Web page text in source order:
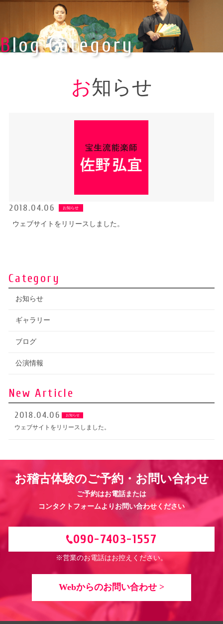
Blog Category
お知らせ
2018.04.06 お知らせ
ウェブサイトをリリースしました。
Category
お知らせ
ギャラリー
ブログ
公演情報
New Article
2018.04.06 お知らせ
ウェブサイトをリリースしました。
お稽古体験のご予約・お問い合わせ
ご予約はお電話または
コンタクトフォームよりお問い合わせください
090-7403-1557
※営業のお電話はお控えください。
Webからのお問い合わせ >